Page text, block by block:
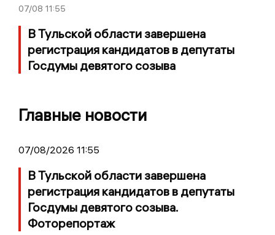
07/08 11:55
В Тульской области завершена
регистрация кандидатов в депутаты
Госдумы девятого созыва
Главные новости
07/08/2026 11:55
В Тульской области завершена
регистрация кандидатов в депутаты
Госдумы девятого созыва.
Фоторепортаж